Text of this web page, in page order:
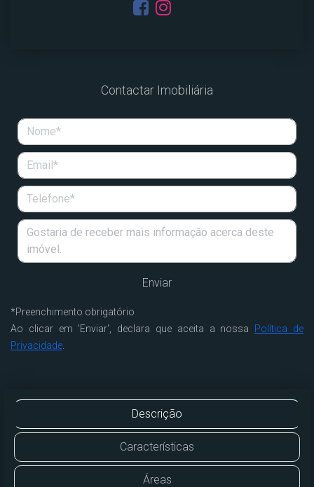
Contactar Imobiliária
*Preenchimento obrigatório
Ao clicar em 'Enviar', declara que aceita a nossa Política de
Privacidade
Descrição
Características
Áreas